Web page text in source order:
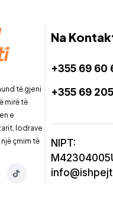
të gjeni
mirë të
e
lodrave
çmim të
Na
+355 69 60
+355 69
NIPT: